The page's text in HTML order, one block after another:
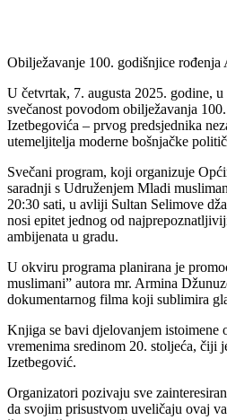
Obilježavanje 100. godišnjice rođenja
U četvrtak, 7. augusta 2025. godine,
svečanost povodom obilježavanja
Izetbegovića – prvog predsjednika
utemeljitelja moderne bošnjačke
Svečani program, koji organizuje
saradnji s Udruženjem Mladi
20:30 sati, u avliji Sultan Selimove
nosi epitet jednog od
ambijenata u gradu.
U okviru programa planirana je
muslimani” autora mr. Armina
dokumentarnog filma koji sublimira
Knjiga se bavi djelovanjem istoimene
vremenima sredinom 20. stoljeća, čiji
Izetbegović.
Organizatori pozivaju sve
da svojim prisustvom uveličaju ovaj